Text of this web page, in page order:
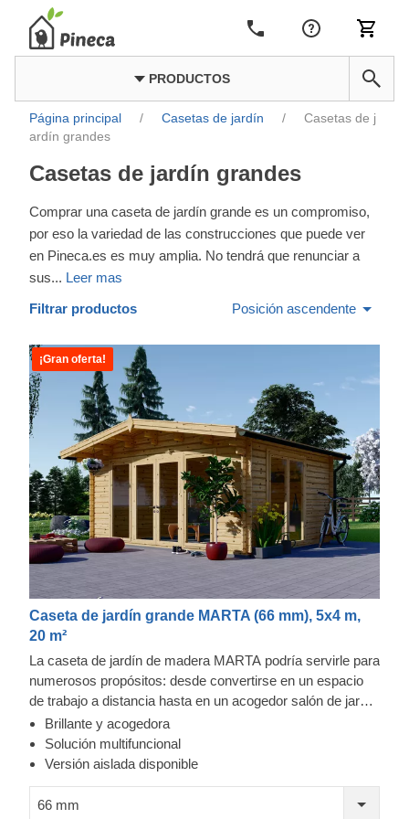
PRODUCTOS
Página principal / Casetas de jardín /
Casetas de j
ardín grandes
Casetas de jardín grandes
Comprar una caseta de jardín grande es un compromiso,
por eso la variedad de las construcciones que puede ver
en Pineca.es es muy amplia. No tendrá que renunciar a
sus... Leer mas
Filtrar productos Posición ascendente
¡Gran oferta!
Caseta de jardín grande MARTA (66 mm), 5x4 m,
20 m²
La caseta de jardín de madera MARTA podría servirle para
numerosos propósitos: desde convertirse en un espacio
de trabajo a distancia hasta en un acogedor salón de jardín
y cualquier otra cosa que se le ocurra. ¿Quiere una caseta
de aspecto muy clásico para su jardín? Entonces no siga
buscando, ya que este modelo lo tiene todo: un tejado en
descansar al aire libre a la sombra y numerosos
Brillante y acogedora
Solución multifuncional
Versión aislada disponible
66 mm